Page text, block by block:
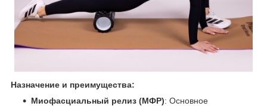
Назначение и преимущества:
Миофасциальный релиз (МФР): Основное